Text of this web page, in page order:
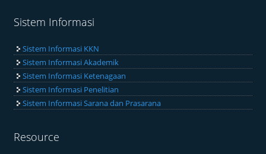
Sistem Informasi
Sistem Informasi KKN
Sistem Informasi Akademik
Sistem Informasi Ketenagaan
Sistem Informasi Penelitian
Sistem Informasi Sarana dan Prasarana
Resource